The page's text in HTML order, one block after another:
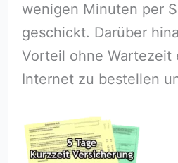
wenigen Minuten per
geschickt. Darüber
Vorteil ohne Wartezeit
Internet zu bestellen